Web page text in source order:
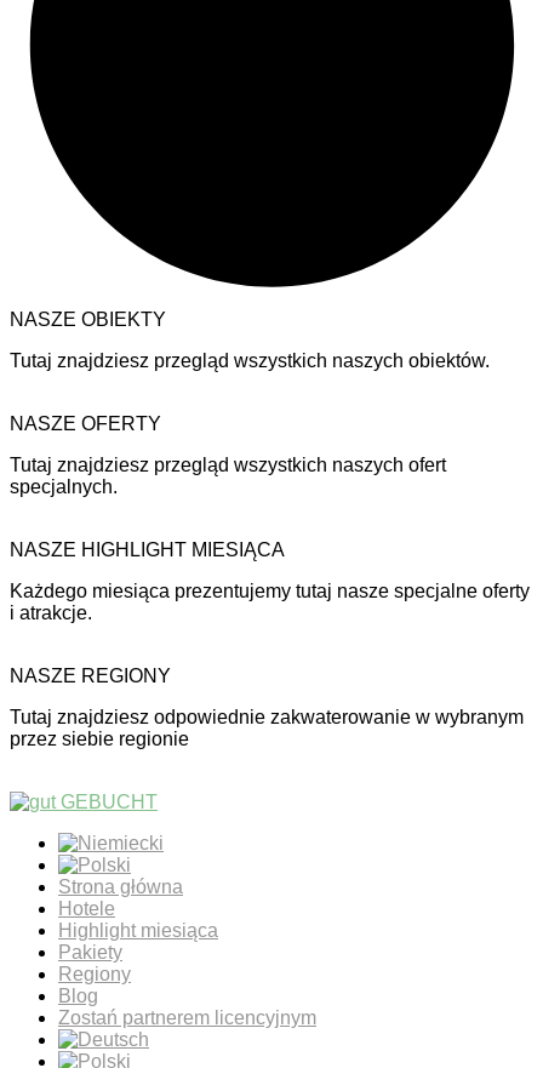
NASZE OBIEKTY
Tutaj znajdziesz przegląd wszystkich naszych obiektów.
NASZE OFERTY
Tutaj znajdziesz przegląd wszystkich naszych ofert
specjalnych.
NASZE HIGHLIGHT MIESIĄCA
Każdego miesiąca prezentujemy tutaj nasze specjalne oferty
i atrakcje.
NASZE REGIONY
Tutaj znajdziesz odpowiednie zakwaterowanie w wybranym
przez siebie regionie
Strona główna
Hotele
Highlight miesiąca
Pakiety
Regiony
Blog
Zostań partnerem licencyjnym